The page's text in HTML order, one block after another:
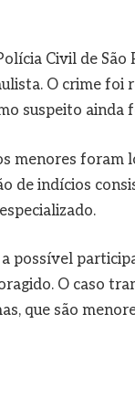
Civil de
O crime foi
suspeito ainda
menores foram
de indícios
possível
O caso
que são